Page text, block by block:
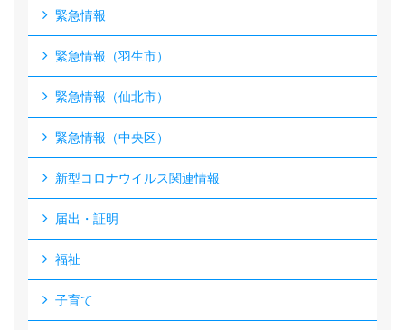
緊急情報
緊急情報（羽生市）
緊急情報（仙北市）
緊急情報（中央区）
新型コロナウイルス関連情報
届出・証明
福祉
子育て